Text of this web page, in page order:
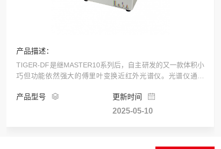
忘记密码？
产品描述：
TIGER-DF是继MASTER10系列后，自主研发的又一款体积小
巧但功能依然强大的傅里叶变换近红外光谱仪。光谱仪通过
产品型号
更新时间
2025-05-10